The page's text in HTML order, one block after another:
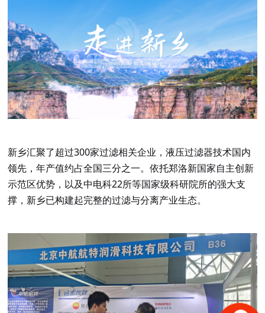
新乡汇聚了超过300家过滤相关企业，液压过滤器技术国内
领先，年产值约占全国三分之一。依托郑洛新国家自主创新
示范区优势，以及中电科22所等国家级科研院所的强大支
撑，新乡已构建起完整的过滤与分离产业生态。